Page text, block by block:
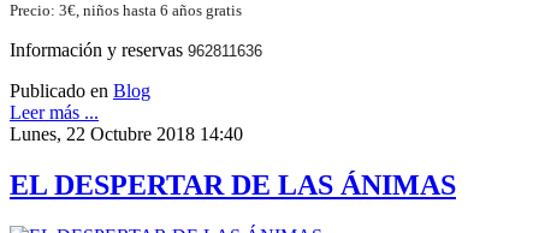
Precio: 3€, niños hasta 6 años gratis
Información y reservas 962811636
Publicado en Blog
Leer más ...
Lunes, 22 Octubre 2018 14:40
EL DESPERTAR DE LAS ÁNIMAS